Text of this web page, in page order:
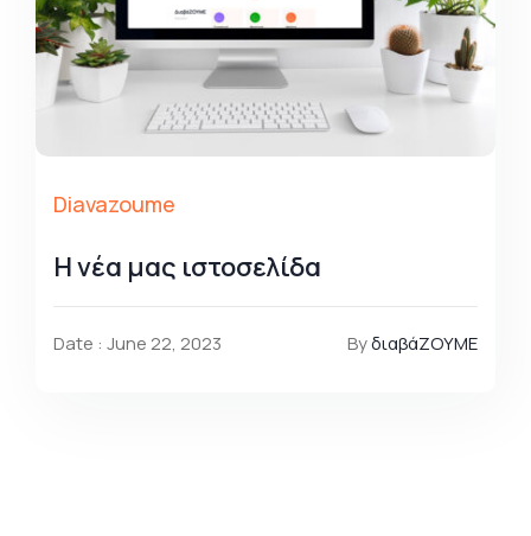
Diavazoume
Η νέα μας ιστοσελίδα
Date : June 22, 2023 ByδιαβάΖΟΥΜΕ